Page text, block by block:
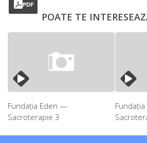
PDF
POATE TE
Fundația Eden —
Sacroterapie 3